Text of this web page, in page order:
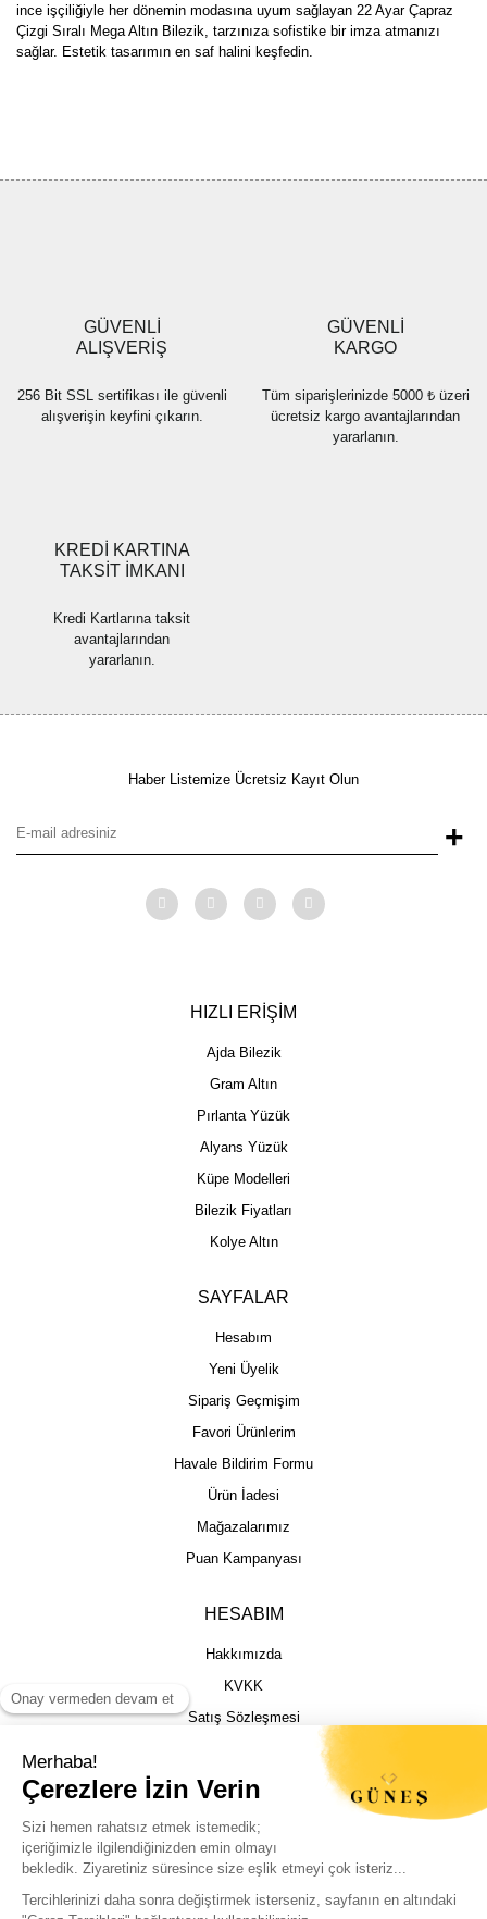
Sizin için en iyi deneyimi sunmak adına
ince işçiliğiyle her dönemin modasına uyum sağlayan 22 Ayar Çapraz
Çizgi Sıralı Mega Altın Bilezik, tarzınıza sofistike bir imza atmanızı
sağlar. Estetik tasarımın en saf halini keşfedin.
Ürün fiyatı diğer sitelerden daha pahalı.
Bu ürüne benzer farklı alternatifler olmalı.
GÜVENLİ
ALIŞVERİŞ
256 Bit SSL sertifikası ile güvenli
alışverişin keyfini çıkarın.
GÜVENLİ
KARGO
Tüm siparişlerinizde 5000 ₺ üzeri
ücretsiz kargo avantajlarından
yararlanın.
KREDİ KARTINA
TAKSİT İMKANI
Kredi Kartlarına taksit
avantajlarından
yararlanın.
Haber Listemize Ücretsiz Kayıt Olun
+
HIZLI ERİŞİM
Ajda Bilezik
Gram Altın
Pırlanta Yüzük
Alyans Yüzük
Küpe Modelleri
Bilezik Fiyatları
Kolye Altın
SAYFALAR
Hesabım
Yeni Üyelik
Sipariş Geçmişim
Favori Ürünlerim
Havale Bildirim Formu
Ürün İadesi
Mağazalarımız
Puan Kampanyası
HESABIM
Hakkımızda
KVKK
Satış Sözleşmesi
İptal İade Şartları
Kargo Takibi